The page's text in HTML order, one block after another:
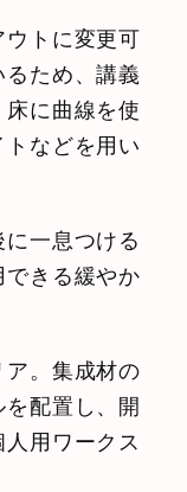
トに変更可
ため、講義
に曲線を使
などを用い
一息つける
きる緩やか
。集成材の
配置し、開
用ワークス